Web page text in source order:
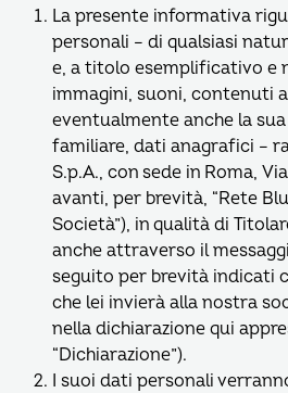
La presente informativa
personali – di qualsiasi
e, a titolo esemplificativo e
immagini, suoni, contenuti
eventualmente anche la
familiare, dati anagrafici –
S.p.A., con sede in Roma,
avanti, per brevità, “Rete
Società”), in qualità di
anche attraverso il
seguito per brevità indicati
che lei invierà alla nostra
nella dichiarazione qui
“Dichiarazione”).
I suoi dati personali